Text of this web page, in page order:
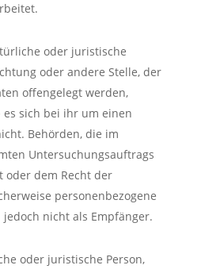
oder juristische
oder andere Stelle, der
offengelegt werden,
sich bei ihr um einen
Behörden, die im
Untersuchungsauftrags
oder dem Recht der
personenbezogene
nicht als Empfänger.
oder juristische Person,